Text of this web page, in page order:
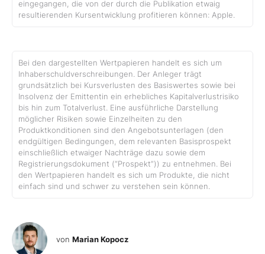
eingegangen, die von der durch die Publikation etwaig
resultierenden Kursentwicklung profitieren können: Apple.
Bei den dargestellten Wertpapieren handelt es sich um
Inhaberschuldverschreibungen. Der Anleger trägt
grundsätzlich bei Kursverlusten des Basiswertes sowie bei
Insolvenz der Emittentin ein erhebliches Kapitalverlustrisiko
bis hin zum Totalverlust. Eine ausführliche Darstellung
möglicher Risiken sowie Einzelheiten zu den
Produktkonditionen sind den Angebotsunterlagen (den
endgültigen Bedingungen, dem relevanten Basisprospekt
einschließlich etwaiger Nachträge dazu sowie dem
Registrierungsdokument (“Prospekt”)) zu entnehmen. Bei
den Wertpapieren handelt es sich um Produkte, die nicht
einfach sind und schwer zu verstehen sein können.
von Marian Kopocz